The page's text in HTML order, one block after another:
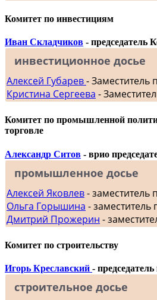
Комитет по инвестициям
Иван Складчиков - председатель
инвестиционное досье
Алексей Губарев- Заместитель
Кристина Сергеева -
Комитет по промышленной
торговле
Александр Ситов - врио
промышленное досье
Алексей Яковлев- заместитель
Ольга Горышина - заместитель
Дмитрий Прожерин -
Комитет по строительству
Игорь Креславский -
строительное досье